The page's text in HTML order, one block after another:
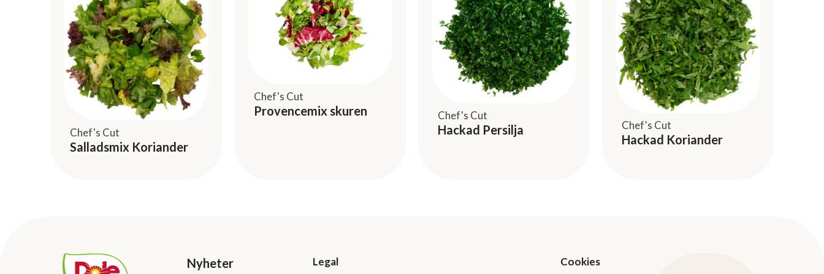
Chef's Cut
Salladsmix Koriander
Chef's Cut
Provencemix skuren Chef's Cut
Hackad Persilja Chef's Cut
Hackad Koriander
Nyheter Legal Cookies